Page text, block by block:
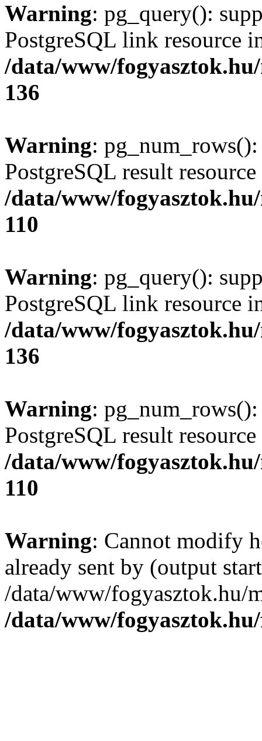
Warning: pg_query():
PostgreSQL link resource
/data/www/
136
Warning:
PostgreSQL result
/data/www/
110
Warning: pg_query():
PostgreSQL link resource
/data/www/
136
Warning:
PostgreSQL result
/data/www/
110
Warning: Cannot modify
already sent by (output
/data/www/fogyasztok.hu/
/data/www/